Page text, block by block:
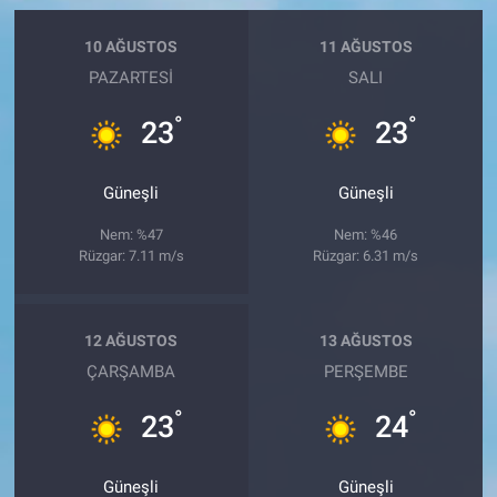
10 AĞUSTOS
PAZARTESI
23°
Güneşli
Nem: %47
Rüzgar: 7.11 m/s
11 AĞUSTOS
SALI
23°
Güneşli
Nem: %46
Rüzgar: 6.31 m/s
12 AĞUSTOS
ÇARŞAMBA
23°
Güneşli
13 AĞUSTOS
PERŞEMBE
24°
Güneşli